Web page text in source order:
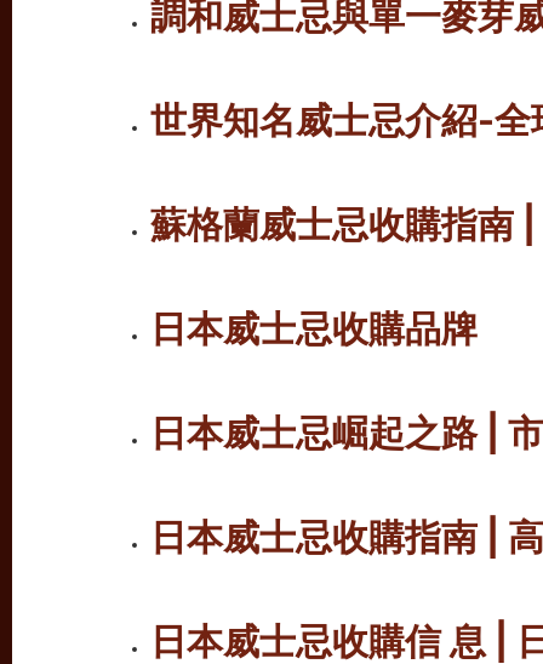
調和威士忌與單一麥芽
世界知名威士忌介紹-全
蘇格蘭威士忌收購指南
日本威士忌收購品牌
日本威士忌崛起之路|
日本威士忌收購指南 |
日本威士忌收購信 息 |